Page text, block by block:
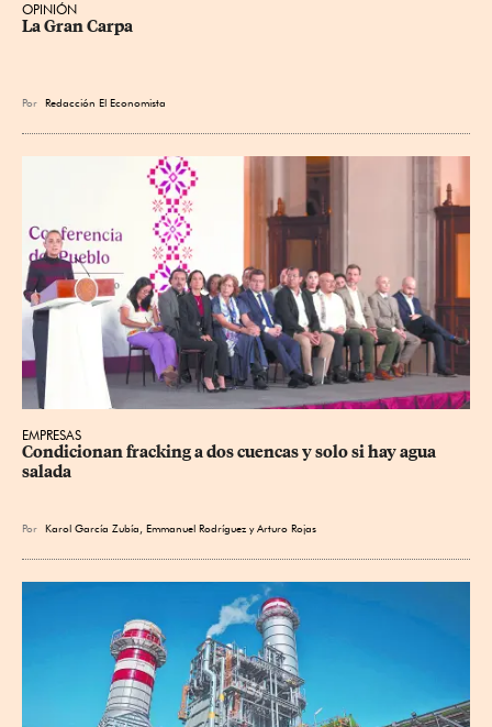
OPINIÓN
La Gran Carpa
Por Redacción El Economista
EMPRESAS
Condicionan fracking a dos cuencas y solo si hay agua
salada
Por Karol García Zubía Emmanuel Rodríguez yArturo Rojas